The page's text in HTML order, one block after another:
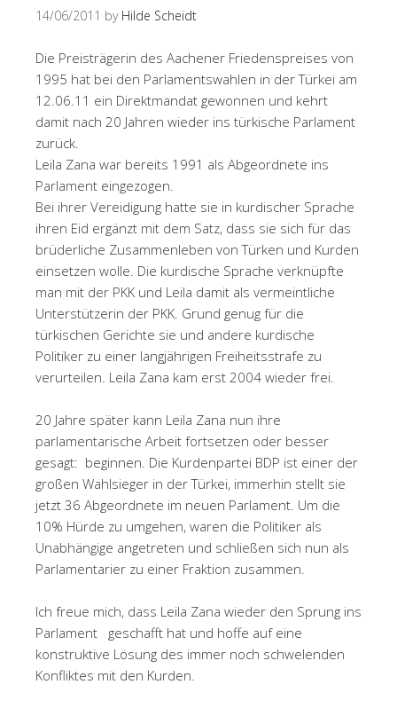
14/06/2011 by Hilde Scheidt
Die Preisträgerin des Aachener Friedenspreises von
1995 hat bei den Parlamentswahlen in der Türkei am
12.06.11 ein Direktmandat gewonnen und kehrt
damit nach 20 Jahren wieder ins türkische Parlament
zurück.
Leila Zana war bereits 1991 als Abgeordnete ins
Parlament eingezogen.
Bei ihrer Vereidigung hatte sie in kurdischer Sprache
ihren Eid ergänzt mit dem Satz, dass sie sich für das
brüderliche Zusammenleben von Türken und Kurden
einsetzen wolle. Die kurdische Sprache verknüpfte
man mit der PKK und Leila damit als vermeintliche
Unterstützerin der PKK. Grund genug für die
türkischen Gerichte sie und andere kurdische
Politiker zu einer langjährigen Freiheitsstrafe zu
verurteilen. Leila Zana kam erst 2004 wieder frei.
20 Jahre später kann Leila Zana nun ihre
parlamentarische Arbeit fortsetzen oder besser
gesagt: beginnen. Die Kurdenpartei BDP ist einer der
großen Wahlsieger in der Türkei, immerhin stellt sie
jetzt 36 Abgeordnete im neuen Parlament. Um die
10% Hürde zu umgehen, waren die Politiker als
Unabhängige angetreten und schließen sich nun als
Parlamentarier zu einer Fraktion zusammen.
Ich freue mich, dass Leila Zana wieder den Sprung ins
Parlament geschafft hat und hoffe auf eine
konstruktive Lösung des immer noch schwelenden
Konfliktes mit den Kurden.